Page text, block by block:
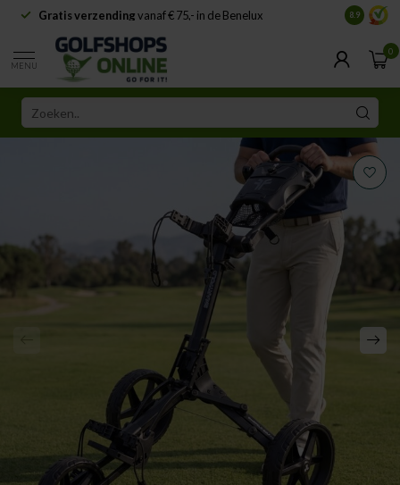
Gratis verzendingvanaf € 75,- in de Benelux 8.9
MENU
0